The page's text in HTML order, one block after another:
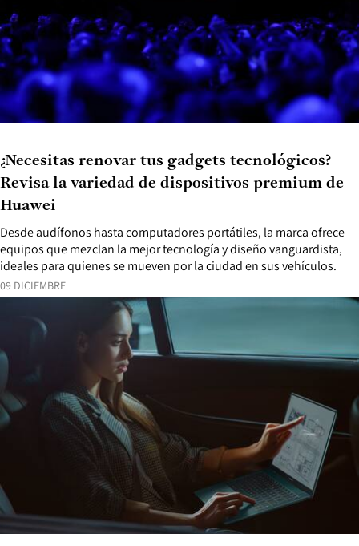
09 DICIEMBRE
Desde audífonos hasta computadores portátiles, la marca ofrece
equipos que mezclan la mejor tecnología y diseño vanguardista,
ideales para quienes se mueven por la ciudad en sus vehículos.
¿Necesitas renovar tus gadgets tecnológicos?
Revisa la variedad de dispositivos premium de
Huawei